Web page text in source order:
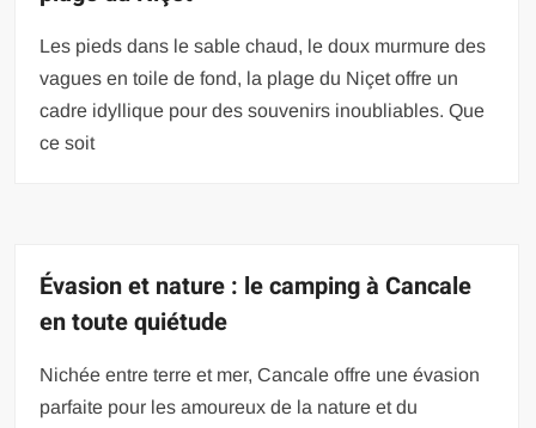
Les pieds dans le sable chaud, le doux murmure des
vagues en toile de fond, la plage du Niçet offre un
cadre idyllique pour des souvenirs inoubliables. Que
ce soit
Évasion et nature : le camping à Cancale
en toute quiétude
Nichée entre terre et mer, Cancale offre une évasion
parfaite pour les amoureux de la nature et du